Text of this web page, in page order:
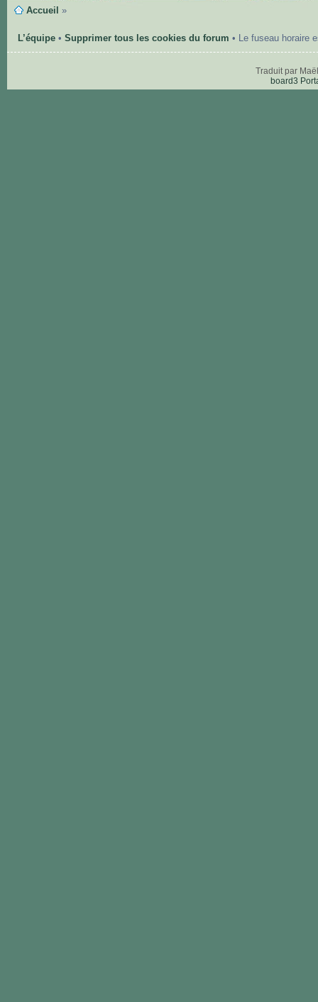
Accueil »
L’équipe• Supprimer tous les cookies du forum • Le fuseau horaire
Traduit par
board3